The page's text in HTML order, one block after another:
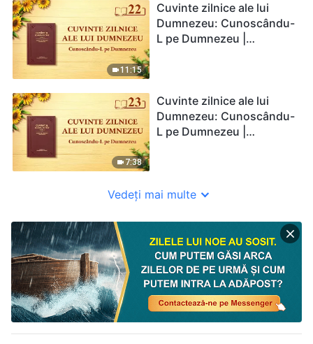
11:15
Cuvinte zilnice ale lui
Dumnezeu: Cunoscându-
L pe Dumnezeu |
7:38
Cuvinte zilnice ale lui
Dumnezeu: Cunoscându-
L pe Dumnezeu |
Vedeți mai multe